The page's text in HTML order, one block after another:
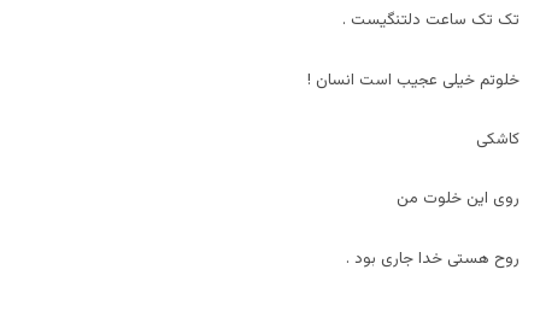
تک تک ساعت دلتنگیست .
خلوتم خیلی عجیب است انسان !
کاشکی
روی این خلوت من
روح هستی خدا جاری بود .